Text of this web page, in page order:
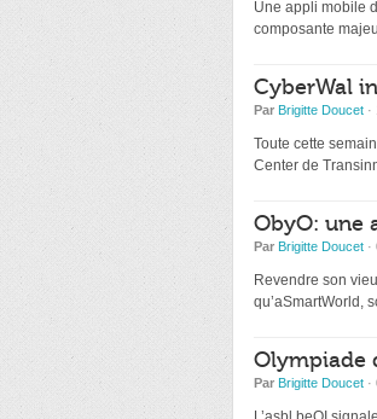
Une appli mobile
composante
CyberWal
Par Brigitte Doucet
Toute cette
Center de
ObyO: une
Par Brigitte Doucet
Revendre son
qu’aSmartWorld,
Olympiade
Par Brigitte Doucet